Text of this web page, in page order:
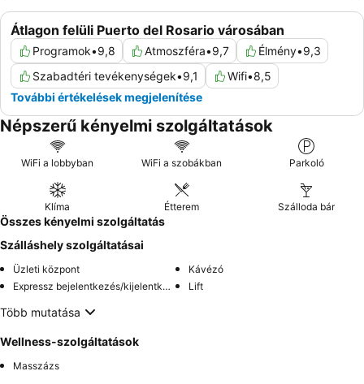
Átlagon felüli Puerto del Rosario városában
Programok•9,8 Atmoszféra•9,7 Élmény•9,3
Szabadtéri tevékenységek•9,1 Wifi•8,5
További értékelések megjelenítése
Népszerű kényelmi szolgáltatások
WiFi a lobbyban WiFi a szobákban Parkoló
Klíma Étterem Szálloda bár
Összes kényelmi szolgáltatás
Szálláshely szolgáltatásai
Üzleti központ
Kávézó
Expressz bejelentkezés/kijelentkezés
Lift
Több mutatása
Wellness-szolgáltatások
Masszázs